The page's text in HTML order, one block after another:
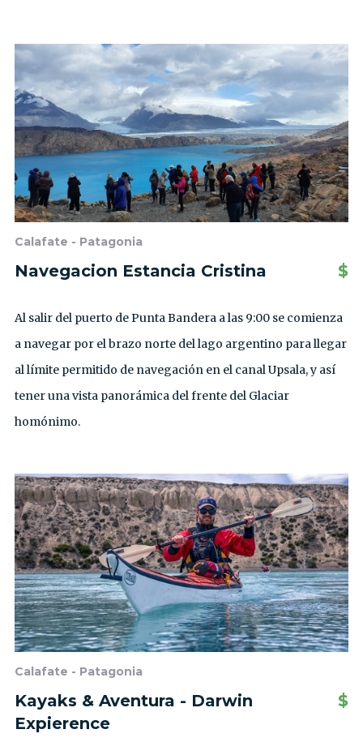
Calafate - Patagonia
Navegacion Estancia Cristina $
Al salir del puerto de Punta Bandera a las 9:00 se comienza
a navegar por el brazo norte del lago argentino para llegar
al límite permitido de navegación en el canal Upsala, y así
tener una vista panorámica del frente del Glaciar
homónimo.
Calafate - Patagonia
Kayaks & Aventura - Darwin
Expierence
$